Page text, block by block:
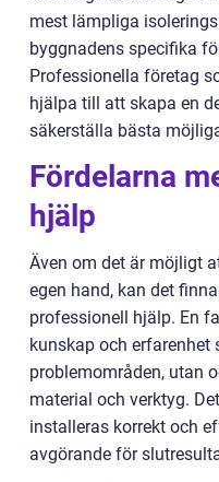
mest lämpliga
byggnadens specifika
Professionella företag
hjälpa till att skapa en
säkerställa bästa
Fördelarna
hjälp
Även om det är möjligt
egen hand, kan det
professionell hjälp. En
kunskap och
problemområden, utan
material och verktyg.
installeras korrekt och
avgörande för